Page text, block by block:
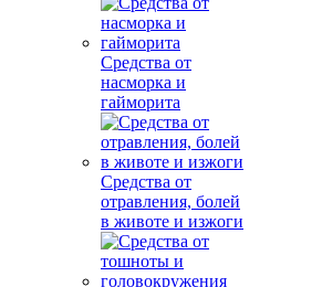
Средства от
насморка и
гайморита
Средства от
отравления, болей
в животе и изжоги